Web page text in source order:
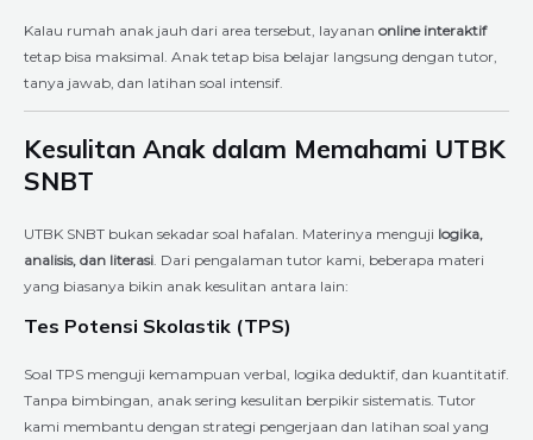
Kalau rumah anak jauh dari area tersebut, layanan online interaktif
tetap bisa maksimal. Anak tetap bisa belajar langsung dengan tutor,
tanya jawab, dan latihan soal intensif.
Kesulitan Anak dalam Memahami UTBK
SNBT
UTBK SNBT bukan sekadar soal hafalan. Materinya menguji logika,
analisis, dan literasi . Dari pengalaman tutor kami, beberapa materi
yang biasanya bikin anak kesulitan antara lain:
Tes Potensi Skolastik (TPS)
Soal TPS menguji kemampuan verbal, logika deduktif, dan kuantitatif.
Tanpa bimbingan, anak sering kesulitan berpikir sistematis. Tutor
kami membantu dengan strategi pengerjaan dan latihan soal yang